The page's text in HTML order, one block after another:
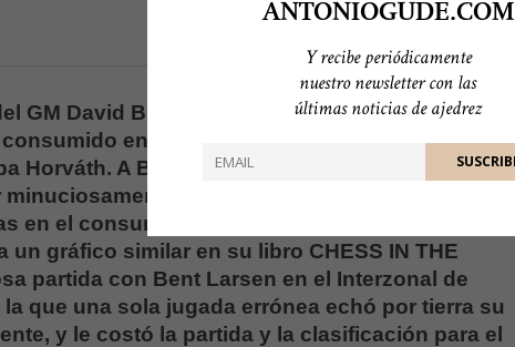
ANTONIOGUDE.COM
Y recibe periódicamente
nuestro newsletter con las
últimas noticias de ajedrez
GM David Bronstein es un gráfico con
en su partida de Gausdal 94 con el
Horváth. A Bronstein le gustaba realizar estos
la influencia de las dificultades
en el consumo del tiempo de reflexión. En su
un gráfico similar en su libro CHESS IN THE
partida con Bent Larsen en el Interzonal de
la que una sola jugada errónea echó por tierra su
y le costó la partida y la clasificación para el